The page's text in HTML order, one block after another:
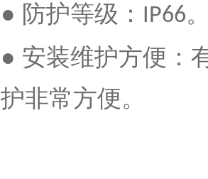
● 防护等级： IP66
● 安装维护方便：
护非常方便。